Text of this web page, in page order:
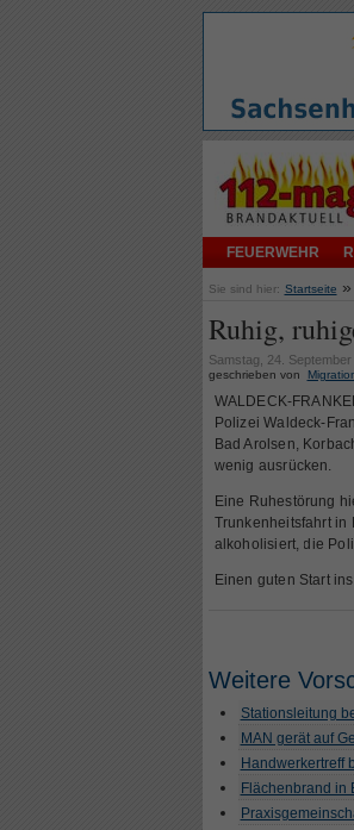
FEUERWEHR
Sie sind hier: Startseite »
Ruhig,
Samstag, 24. September
geschrieben von
WALDECK-
Polizei Waldeck-
Bad Arolsen,
wenig ausrücken.
Eine Ruhestörung
Trunkenheitsfahrt in
alkoholisiert, die
Einen guten Start
Weitere
Stationsleitung
MAN gerät auf
Handwerkertreff
Flächenbrand in